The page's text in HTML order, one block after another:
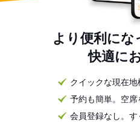
より便利に
快適に
クイックな現在
予約も簡単。空
会員登録なし。